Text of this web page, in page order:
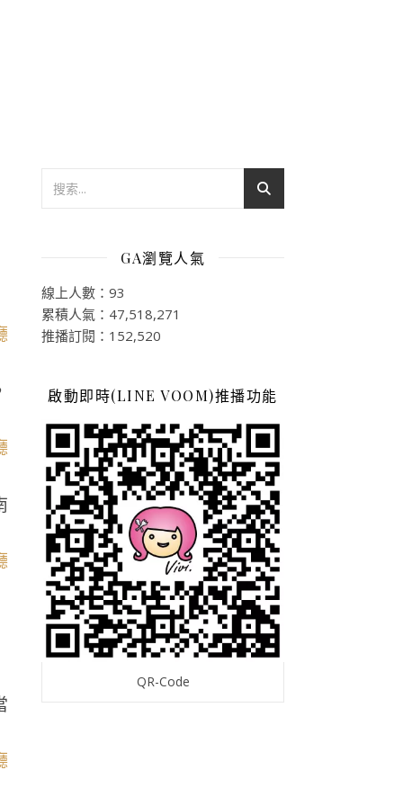
GA瀏覽人氣
線上人數：93
累積人氣：47,518,271
推播訂閱：152,520
啟動即時(LINE VOOM)推播功能
QR-Code